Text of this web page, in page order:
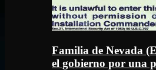
Familia de Nevada
el gobierno por una